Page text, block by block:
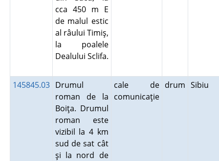
cca 450 m E
de malul estic
al râului Timiş,
la poalele
Dealului Sclifa.
145845.03 Drumul
roman de la
Boiţa. Drumul
roman este
vizibil la 4 km
sud de sat cât
şi la nord de
cale de
comunicaţie
drum Sibiu